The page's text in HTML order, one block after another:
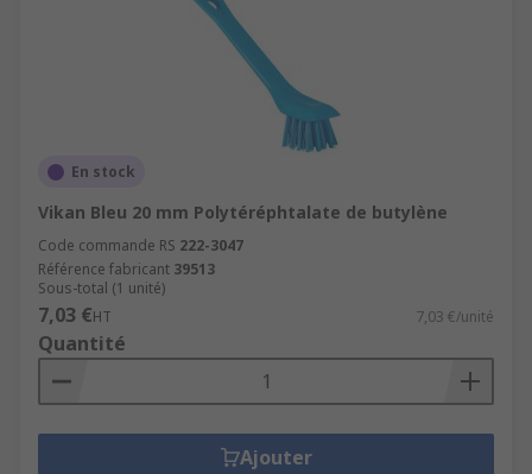
En stock
Vikan Bleu 20 mm Polytéréphtalate de butylène
Code commande RS 222-3047
Référence fabricant 39513
Sous-total (1 unité)
7,03 €HT 7,03 €/unité
Quantité
Ajouter